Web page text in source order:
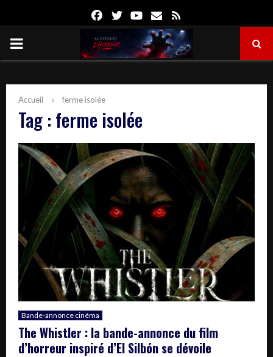
FacebookTwitterYoutube
Email
PRIMARY
Accueil ferme isolée
Tag : ferme isolée
Bande-annonce cinéma
The Whistler : la bande-annonce du film
d’horreur inspiré d’El Silbón se dévoile